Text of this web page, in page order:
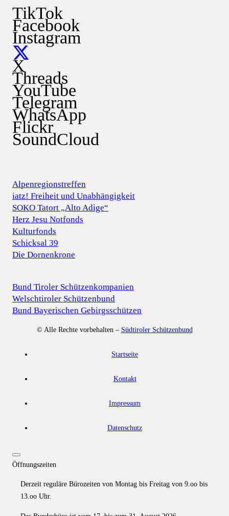
TikTok
Facebook
Instagram
X
Threads
YouTube
Telegram
WhatsApp
Flickr
SoundCloud
Alpenregionstreffen
iatz! Freiheit und Unabhängigkeit
SOKO Tatort „Alto Adige“
Herz Jesu Notfonds
Kulturfonds
Schicksal 39
Die Dornenkrone
Bund Tiroler Schützenkompanien
Welschtiroler Schützenbund
Bund Bayerischen Gebirgsschützen
© Alle Rechte vorbehalten – Südtiroler Schützenbund
Startseite
Kontakt
Impressum
Datenschutz
Öffnungszeiten
Derzeit reguläre Bürozeiten von Montag bis Freitag von 9.oo bis
13.oo Uhr.